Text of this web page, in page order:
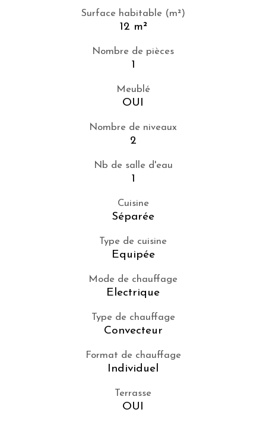
Surface habitable (m²)
12 m²
Nombre de pièces
1
Meublé
OUI
Nombre de niveaux
2
Nb de salle d'eau
1
Cuisine
Séparée
Type de cuisine
Equipée
Mode de chauffage
Electrique
Type de chauffage
Convecteur
Format de chauffage
Individuel
Terrasse
OUI